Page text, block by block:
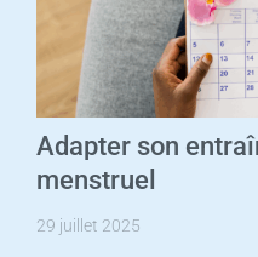
Adapter son
menstruel
29 juillet 2025